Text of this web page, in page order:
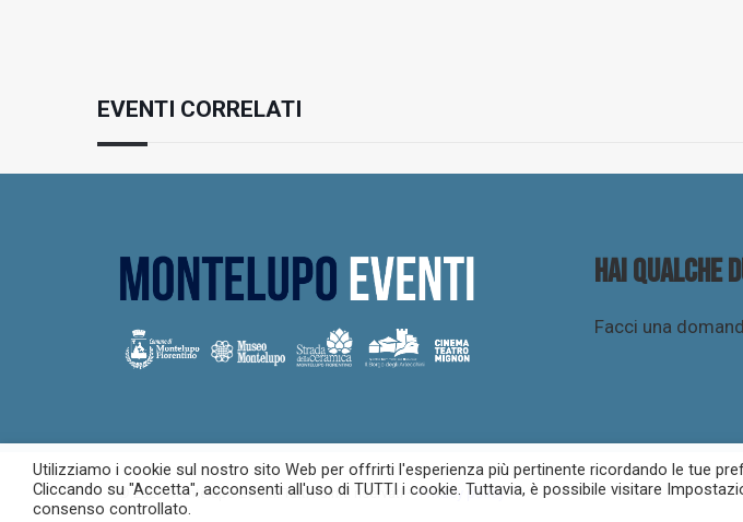
EVENTI CORRELATI
Hai qualche
Facci una
© 2023 Montelupo Eventi. Tutti i diritti riservati –Privacy policy
Utilizziamo i cookie sul nostro sito Web per offrirti l'esperienza più pertinente ricordando le tue
Cliccando su "Accetta", acconsenti all'uso di TUTTI i cookie. Tuttavia, è possibile visitare
consenso controllato.